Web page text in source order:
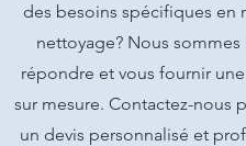
des besoins spécifiques en
nettoyage? Nous sommes
répondre et vous fournir
sur mesure. Contactez-nous
un devis personnalisé et